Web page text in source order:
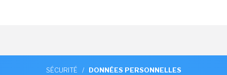
SÉCURITÉ / DONNÉES PERSONNELLES